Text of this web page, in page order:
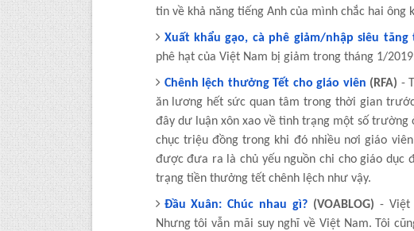
tin về khả năng tiếng Anh của mình chắc hai ông
Xuất khẩu gạo, cà phê giảm/nhập siêu
phê hạt của Việt Nam bị giảm trong tháng 1/
Chênh lệch thưởng Tết cho giáo viên (RFA) -
ăn lương hết sức quan tâm trong thời gian
đây dư luận xôn xao về tình trạng một số trường
chục triệu đồng trong khi đó nhiều nơi giáo
được đưa ra là chủ yếu nguồn chi cho giáo dục
trạng tiền thưởng tết chênh lệch như vậy.
Đầu Xuân: Chúc nhau gì? (VOABLOG) - Việt
Nhưng tôi vẫn mãi suy nghĩ về Việt Nam. Tôi